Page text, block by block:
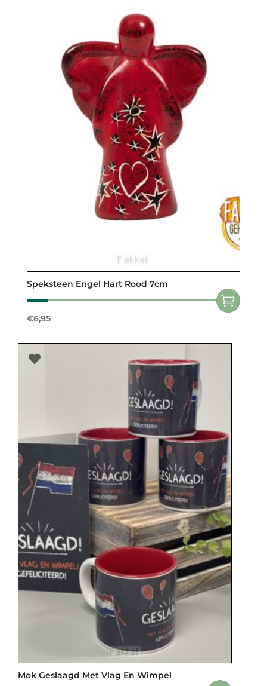
Speksteen Engel Hart Rood 7cm
€6,95
Mok Geslaagd Met Vlag En Wimpel